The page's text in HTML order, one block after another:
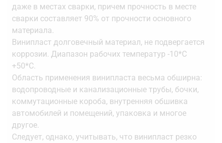
даже в местах сварки, причем прочность в месте
сварки составляет 90% от прочности основного
материала.
Винипласт долговечный материал, не подвергается
коррозии. Диапазон рабочих температур -10*С
+50*С.
Область применения винипласта весьма обширна:
водопроводные и канализационные трубы, бочки,
коммутационные короба, внутренняя обшивка
автомобилей и помещений, упаковка и многое
другое.
Следует, однако, учитывать, что винипласт резко